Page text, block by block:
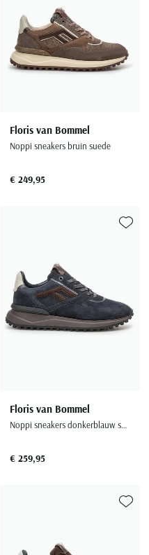
Floris van Bommel
Noppi sneakers bruin suede
€ 249,95
Floris van Bommel
Noppi sneakers donkerblauw suede
€ 259,95